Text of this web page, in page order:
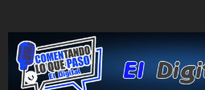
to
content